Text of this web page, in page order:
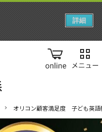
online
オリコン顧客満足度 子ども英
詳細